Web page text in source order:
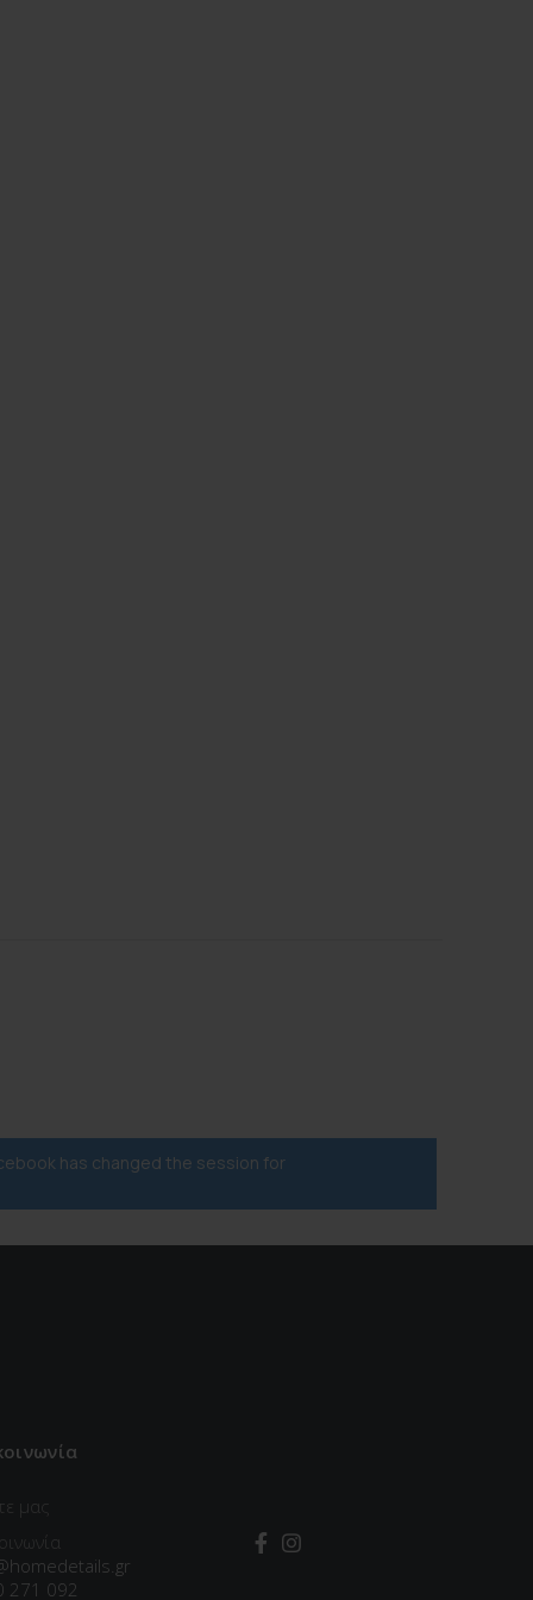
has changed the session for
μας
271 092